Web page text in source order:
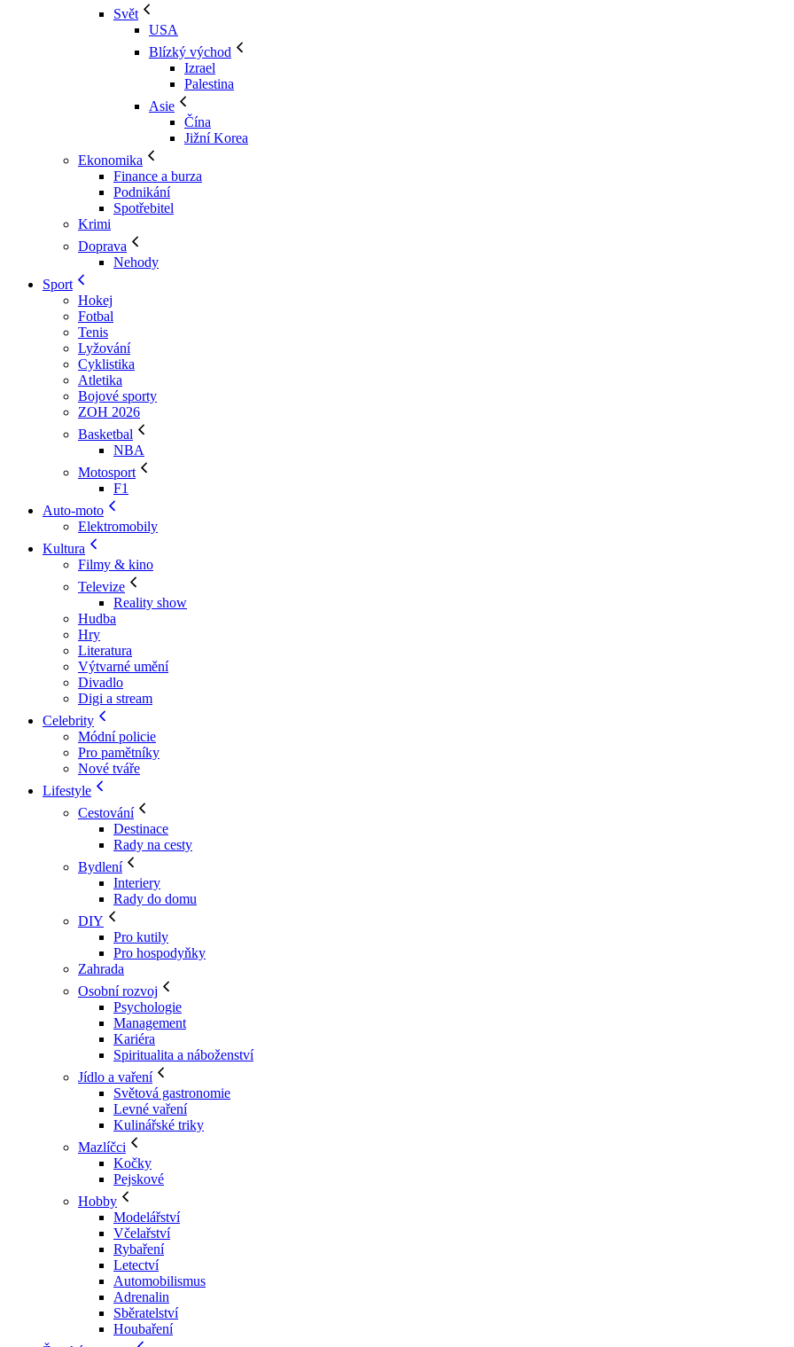
Svět
USA
Blízký východ
Izrael
Palestina
Asie
Čína
Jižní Korea
Ekonomika
Finance a burza
Podnikání
Spotřebitel
Krimi
Doprava
Nehody
Sport
Hokej
Fotbal
Tenis
Lyžování
Cyklistika
Atletika
Bojové sporty
ZOH 2026
Basketbal
NBA
Motosport
F1
Auto-moto
Elektromobily
Kultura
Filmy & kino
Televize
Reality show
Hudba
Hry
Literatura
Výtvarné umění
Divadlo
Digi a stream
Celebrity
Módní policie
Pro pamětníky
Nové tváře
Lifestyle
Cestování
Destinace
Rady na cesty
Bydlení
Interiery
Rady do domu
DIY
Pro kutily
Pro hospodyňky
Zahrada
Osobní rozvoj
Psychologie
Management
Kariéra
Spiritualita a náboženství
Jídlo a vaření
Světová gastronomie
Levné vaření
Kulinářské triky
Mazlíčci
Kočky
Pejskové
Hobby
Modelářství
Včelařství
Rybaření
Letectví
Automobilismus
Adrenalin
Sběratelství
Houbaření